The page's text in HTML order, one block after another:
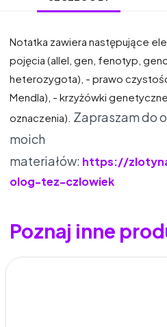
Notatka zawiera następujące
pojęcia (allel, gen, fenotyp,
heterozygota), - prawo
Mendla), - krzyżówki
oznaczenia). Zapraszam do
moich
materiałów: https://
olog-tez-czlowiek
Poznaj inne